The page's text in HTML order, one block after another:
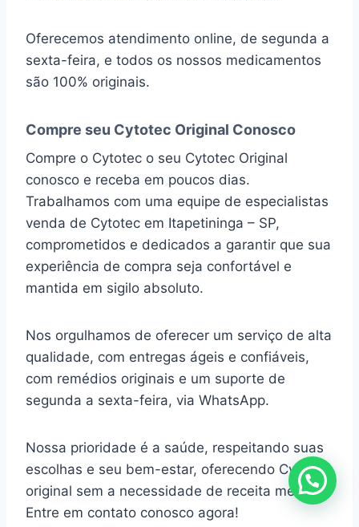
Oferecemos atendimento online, de segunda a
sexta-feira, e todos os nossos medicamentos
são 100% originais.
Compre seu Cytotec Original Conosco
Compre o Cytotec o seu Cytotec Original
conosco e receba em poucos dias.
Trabalhamos com uma equipe de especialistas
venda de Cytotec em Itapetininga – SP,
comprometidos e dedicados a garantir que sua
experiência de compra seja confortável e
mantida em sigilo absoluto.
Nos orgulhamos de oferecer um serviço de alta
qualidade, com entregas ágeis e confiáveis,
com remédios originais e um suporte de
segunda a sexta-feira, via WhatsApp.
Nossa prioridade é a saúde, respeitando suas
escolhas e seu bem-estar, oferecendo Cytotec
original sem a necessidade de receita médica.
Entre em contato conosco agora!